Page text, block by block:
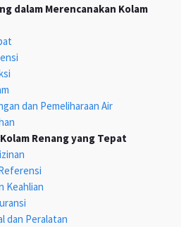
dalam Merencanakan Kolam
dan Pemeliharaan Air
Renang yang Tepat
Keahlian
dan Peralatan